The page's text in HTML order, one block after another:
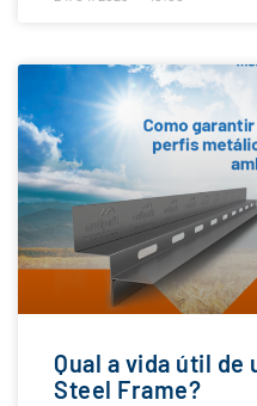
Qual a vida útil
Steel Frame?